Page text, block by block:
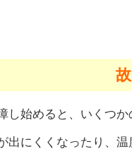
し始めると、いくつか
出にくくなったり、